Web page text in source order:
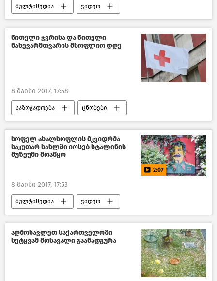
მულტიმედია ვიდეო
წითელი ჯვრისა და წითელი
ნახევარმთვარის მსოფლიო დღე
8 მაისი 2017, 17:58
საზოგადოება ცნობები
საქართველო
სოფელ ახალსოფლის მკვიდრმა
საკუთარ სახლში იოსებ სტალინის
მუზეუმი მოაწყო
2:07
8 მაისი 2017, 17:53
მულტიმედია ვიდეო
აღმოსავლეთ საქართველოში
სეტყვამ მოსავალი გაანადგურა